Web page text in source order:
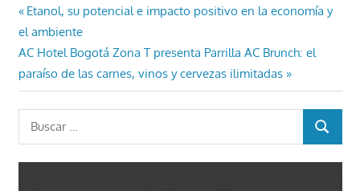
Navegación
de
entradas
Entrada
anterior:
Etanol, su potencial e impacto positivo en la economía y
el ambiente
Entrada
siguiente:
AC Hotel Bogotá Zona T presenta Parrilla AC Brunch: el
paraíso de las carnes, vinos y cervezas ilimitadas
Buscar:
BUSCAR